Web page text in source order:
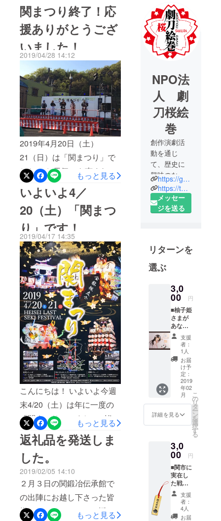
関まつり終了！応
援ありがとうござ
いました！
2019/04/28 14:12
2019年4月20日（土）
21（日）は「関まつり」で
した！ お天気にも恵まれ、
たくさんの人で賑わいとて
も楽しいお祭りでした。 関
武将隊KUMOAGEHAは土曜
日に出陣しました。 ステー
ジでの演武、見て下さった
皆様どうもありがとうござ
いました！今回のオリジナ
ルストーリーの名刀は「五
虎退」でした。 キャストの
皆様もありがとうございま
した！ 左：鮎川弥之助役
（筧たくみ）／中：銀九郎
役（中村（仮））／右：大
嶋雲八役（楠木悠真） 左：
大嶋柚子役（安達茜音）／
鮎川涼役（雅姫（岐阜 濃
know姫隊）） そして今回は
なんと！ 「包丁大使いけや
賢二」さんの実演会にアシ
スタントとしても出演しま
した！ メニューは「関市の
原木椎茸を使ったパラパラ
チャーハン」！名前だけで
すでに美味しそうです。 最
初のネギの切り方から素晴
もっと見る
いよいよ4／
20（土）「関まつ
り」です！
2019/04/17 14:35
こんにちは！ いよいよ今週
末4/20（土）は年に一度の
「関まつり」ですね！ 皆様
にご支援いただきました
【忍者が腰痛で大ピン
チ！】クラウドファンディ
ング・・・新たな仲間こそ
増えませんでしたが、舞台
用の刀や新しいウィッグの
購入、指導費や助っ人さん
もっと見る
返礼品を発送しま
した。
2019/02/05 14:10
２月３日の関鍛冶伝承館で
の出陣にお越し下さった皆
様には、メンバーから返礼
もっと見る
NPO法
人 劇
刀桜絵
巻
創作演劇活
動を通じ
て、歴史に
興味のない
人や子供達
にも、地域
の歴史や伝
者やお城が
好き、ポッ
プカル
チャーが好
き、殺陣や
アクション
や芝居が好
かっこよく
分かりやす
く表現し、
観るかたは
もちろん、
演じる側も
楽しく！稽
古の合間に
はワイワイ
てますよ。
地域活性化
に興味・や
る気のある
仲間を募集
していま
す！
https://gekitou.wixsite.com/genki
https://twitter.com/gekitou_sakuraE
メッセー
ジを送る
リターンを
選ぶ
3,0
00 円
■柚子姫
さまが
あなた
宛に手
描きイ
ラスト
（柚子
姫のイ
ラス
ト）を
描きま
す。あ
なたの
お名前
入り色
紙。 ※
イメー
ジで
す。
支援
者：
1人
お届
け予
定：
2019
年02
月
詳細を見る
こ
の
リ
タ
ー
ン
を
選
択
す
る
3,0
00 円
■関市に
実在し
た戦国
武将
「大嶋
雲八」
の家紋
支援
者：
4人
お届